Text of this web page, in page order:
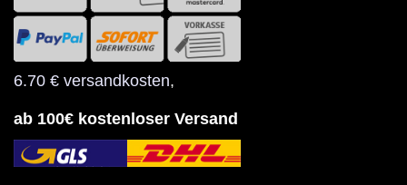
6.70 € versandkosten,
ab 100€ kostenloser Versand